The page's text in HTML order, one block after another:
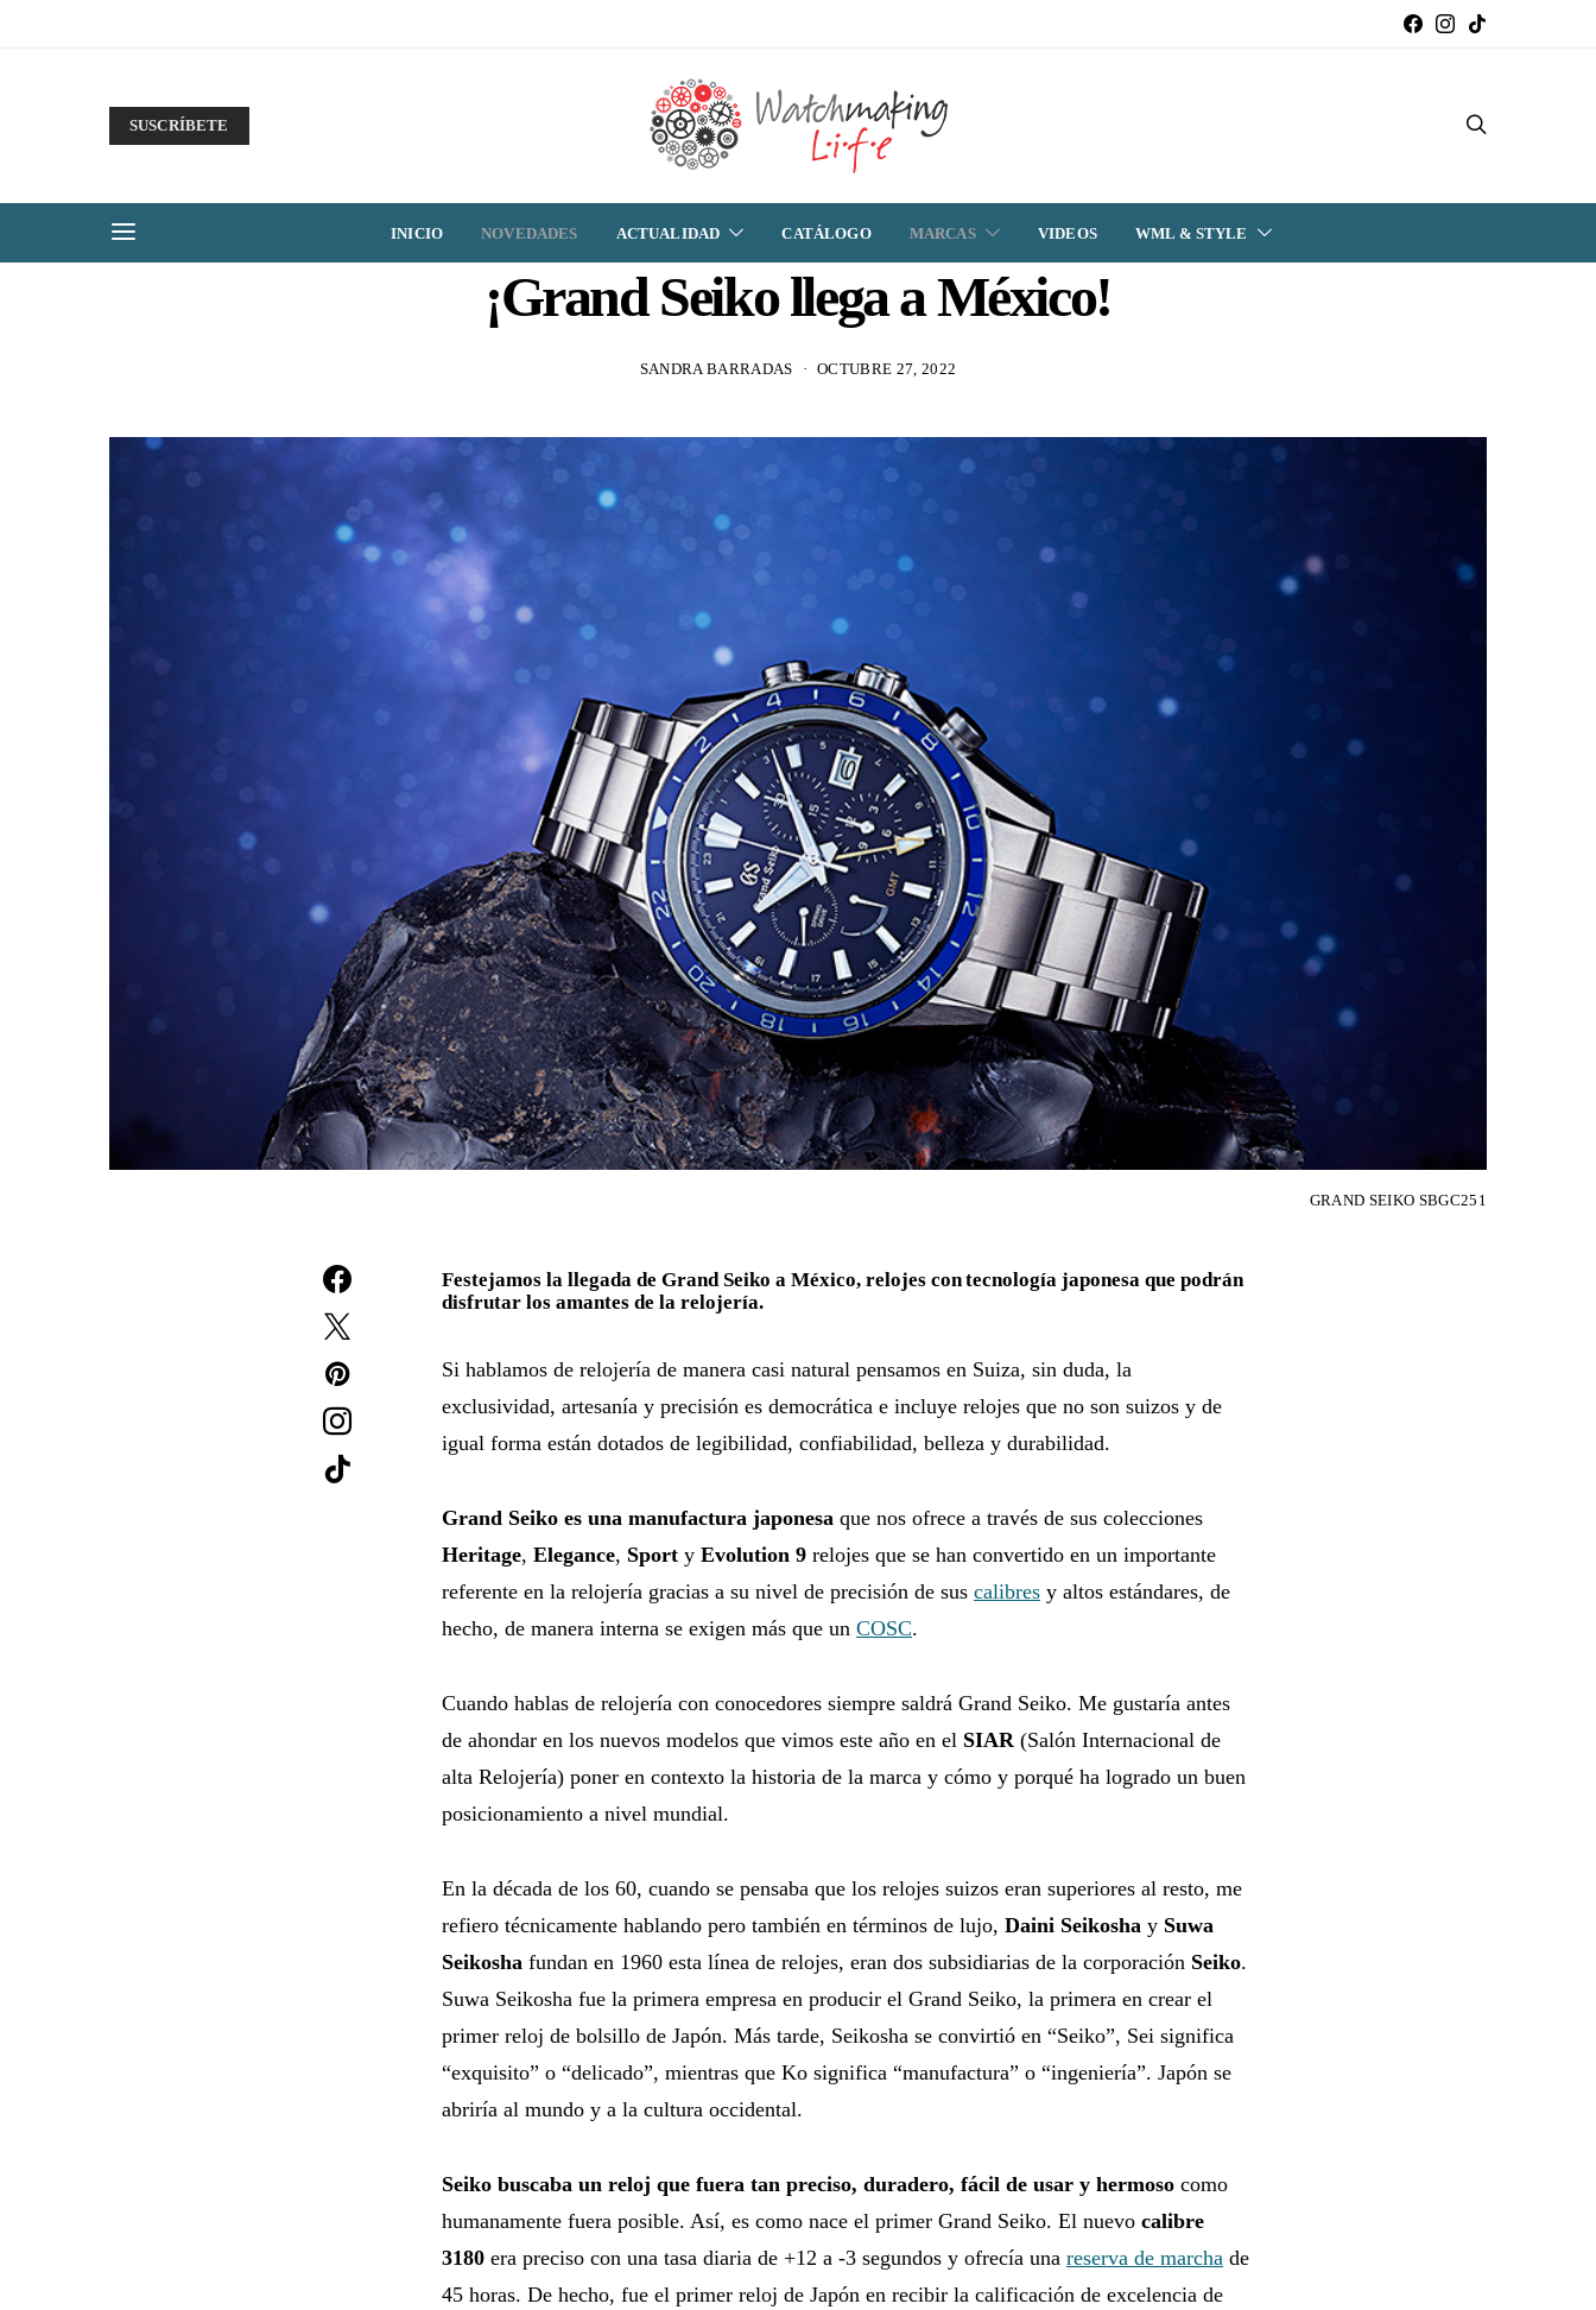
SUSCRÍBETE
INICIO NOVEDADES ACTUALIDAD CATÁLOGO MARCAS VIDEOS WML & STYLE
¡Grand Seiko llega a México!
SANDRA BARRADAS OCTUBRE 27, 2022
GRAND SEIKO SBGC251
Festejamos la llegada de Grand Seiko a México, relojes con tecnología japonesa que podrán
disfrutar los amantes de la relojería.
Si hablamos de relojería de manera casi natural pensamos en Suiza, sin duda, la
exclusividad, artesanía y precisión es democrática e incluye relojes que no son suizos y de
igual forma están dotados de legibilidad, confiabilidad, belleza y durabilidad.
Grand Seiko es una manufactura japonesa que nos ofrece a través de sus colecciones
Heritage, Elegance, Sport y Evolution 9 relojes que se han convertido en un importante
referente en la relojería gracias a su nivel de precisión de sus calibres y altos estándares, de
hecho, de manera interna se exigen más que un COSC.
Cuando hablas de relojería con conocedores siempre saldrá Grand Seiko. Me gustaría antes
de ahondar en los nuevos modelos que vimos este año en el SIAR (Salón Internacional de
alta Relojería) poner en contexto la historia de la marca y cómo y porqué ha logrado un buen
posicionamiento a nivel mundial.
En la década de los 60, cuando se pensaba que los relojes suizos eran superiores al resto, me
refiero técnicamente hablando pero también en términos de lujo, Daini Seikosha y Suwa
Seikosha fundan en 1960 esta línea de relojes, eran dos subsidiarias de la corporación Seiko.
Suwa Seikosha fue la primera empresa en producir el Grand Seiko, la primera en crear el
primer reloj de bolsillo de Japón. Más tarde, Seikosha se convirtió en “Seiko”, Sei significa
“exquisito” o “delicado”, mientras que Ko significa “manufactura” o “ingeniería”. Japón se
abriría al mundo y a la cultura occidental.
Seiko buscaba un reloj que fuera tan preciso, duradero, fácil de usar y hermoso como
humanamente fuera posible. Así, es como nace el primer Grand Seiko. El nuevo calibre
3180 era preciso con una tasa diaria de +12 a -3 segundos y ofrecía una reserva de marcha de
45 horas. De hecho, fue el primer reloj de Japón en recibir la calificación de excelencia de